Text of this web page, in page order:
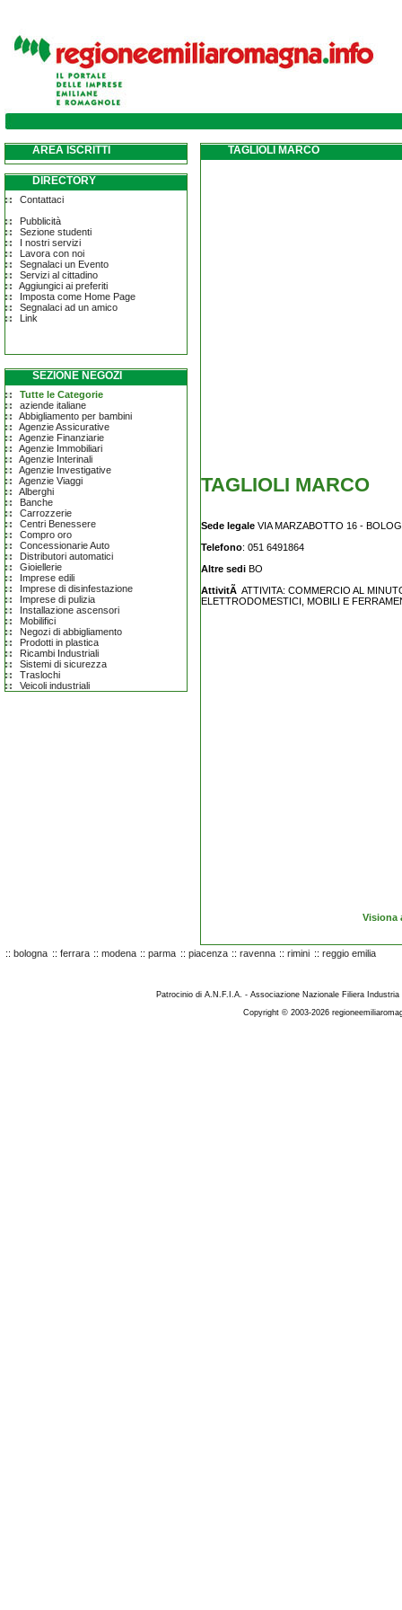
AREA ISCRITTI
DIRECTORY
Contattaci
Pubblicità
Sezione studenti
I nostri servizi
Lavora con noi
Segnalaci un Evento
Servizi al cittadino
Aggiungici ai preferiti
Imposta come Home Page
Segnalaci ad un amico
Link
SEZIONE NEGOZI
Tutte le Categorie
aziende italiane
Abbigliamento per bambini
Agenzie Assicurative
Agenzie Finanziarie
Agenzie Immobiliari
Agenzie Interinali
Agenzie Investigative
Agenzie Viaggi
Alberghi
Banche
Carrozzerie
Centri Benessere
Compro oro
Concessionarie Auto
Distributori automatici
Gioiellerie
Imprese edili
Imprese di disinfestazione
Imprese di pulizia
Installazione ascensori
Mobilifici
Negozi di abbigliamento
Prodotti in plastica
Ricambi Industriali
Sistemi di sicurezza
Traslochi
Veicoli industriali
TAGLIOLI MARCO
TAGLIOLI MARCO
Sede legale VIA MARZABOTTO 16 -
Telefono: 051 6491864
Altre sedi BO
AttivitÃ ATTIVITA: COMMERCIO AL
ELETTRODOMESTICI, MOBILI E
Visiona
:: bologna :: ferrara :: modena :: parma :: piacenza :: ravenna :: rimini :: reggio emilia
Patrocinio di A.N.F.I.A. - Associazione Nazionale Filiera
Copyright © 2003-2026